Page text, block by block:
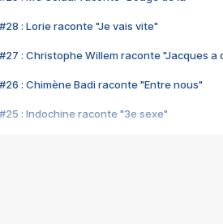
#28 : Lorie raconte "Je vais vite"
#27 : Christophe Willem raconte "Jacques a
#26 : Chimène Badi raconte "Entre nous"
#25 : Indochine raconte "3e sexe"